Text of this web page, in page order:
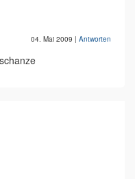
04. Mai 2009 | Antworten